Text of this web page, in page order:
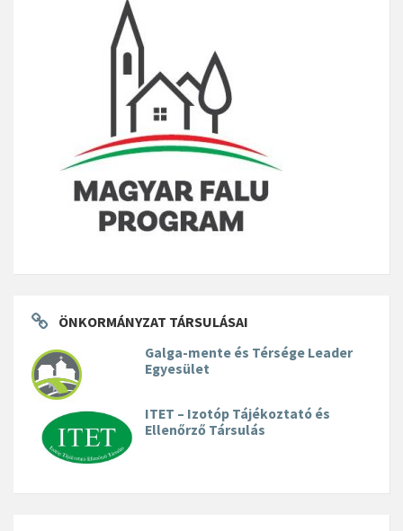
ÖNKORMÁNYZAT TÁRSULÁSAI
Galga-mente és Térsége Leader
Egyesület
ITET – Izotóp Tájékoztató és
Ellenőrző Társulás